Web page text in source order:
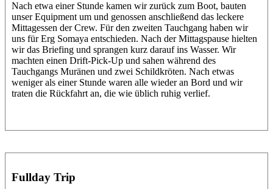
Nach etwa einer Stunde kamen wir zurück zum Boot, bauten
unser Equipment um und genossen anschließend das leckere
Mittagessen der Crew. Für den zweiten Tauchgang haben wir
uns für Erg Somaya entschieden. Nach der Mittagspause hielten
wir das Briefing und sprangen kurz darauf ins Wasser. Wir
machten einen Drift-Pick-Up und sahen während des
Tauchgangs Muränen und zwei Schildkröten. Nach etwas
weniger als einer Stunde waren alle wieder an Bord und wir
traten die Rückfahrt an, die wie üblich ruhig verlief.
Fullday Trip